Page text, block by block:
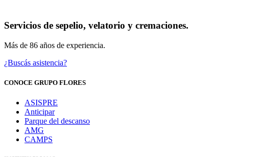
Servicios de sepelio, velatorio y cremaciones.
Más de 86 años de experiencia.
¿Buscás asistencia?
CONOCE GRUPO FLORES
ASISPRE
Anticipar
Parque del descanso
AMG
CAMPS